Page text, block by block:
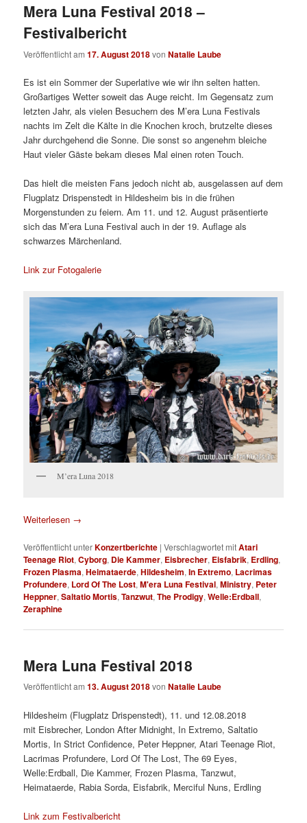
Mera Luna Festival 2018 –
Festivalbericht
Veröffentlicht am17. August 2018vonNatalie Laube
Es ist ein Sommer der Superlative wie wir ihn selten hatten.
Großartiges Wetter soweit das Auge reicht. Im Gegensatz zum
letzten Jahr, als vielen Besuchern des M’era Luna Festivals
nachts im Zelt die Kälte in die Knochen kroch, brutzelte dieses
Jahr durchgehend die Sonne. Die sonst so angenehm bleiche
Haut vieler Gäste bekam dieses Mal einen roten Touch.
Das hielt die meisten Fans jedoch nicht ab, ausgelassen auf dem
Flugplatz Drispenstedt in Hildesheim bis in die frühen
Morgenstunden zu feiern. Am 11. und 12. August präsentierte
sich das M’era Luna Festival auch in der 19. Auflage als
schwarzes Märchenland.
Link zur Fotogalerie
M’era Luna 2018
Weiterlesen →
Veröffentlicht unterKonzertberichte |Verschlagwortet mitAtari
Teenage Riot,Cyborg, Die Kammer, Eisbrecher, Eisfabrik, Erdling,
Frozen Plasma,Heimataerde,Hildesheim,In Extremo, Lacrimas
Profundere, Lord Of The Lost,M'era Luna Festival,Ministry, Peter
Heppner,Saltatio Mortis,Tanzwut,The Prodigy,Welle:Erdball,
Zeraphine
Mera Luna Festival 2018
Veröffentlicht am13. August 2018vonNatalie Laube
Hildesheim (Flugplatz Drispenstedt), 11. und 12.08.2018
mit Eisbrecher, London After Midnight, In Extremo, Saltatio
Mortis, In Strict Confidence, Peter Heppner, Atari Teenage Riot,
Lacrimas Profundere, Lord Of The Lost, The 69 Eyes,
Welle:Erdball, Die Kammer, Frozen Plasma, Tanzwut,
Heimataerde, Rabia Sorda, Eisfabrik, Merciful Nuns, Erdling
Link zum Festivalbericht